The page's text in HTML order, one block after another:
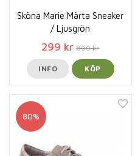
Sköna Marie Märta Sneaker
/ Ljusgrön
299 kr 800 kr
INFO KÖP
80%